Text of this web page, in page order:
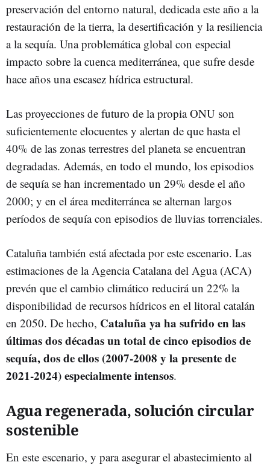
preservación del entorno natural, dedicada este año a la
restauración de la tierra, la desertificación y la resiliencia
a la sequía. Una problemática global con especial
impacto sobre la cuenca mediterránea, que sufre desde
hace años una escasez hídrica estructural.
Las proyecciones de futuro de la propia ONU son
suficientemente elocuentes y alertan de que hasta el
40% de las zonas terrestres del planeta se encuentran
degradadas. Además, en todo el mundo, los episodios
de sequía se han incrementado un 29% desde el año
2000; y en el área mediterránea se alternan largos
períodos de sequía con episodios de lluvias torrenciales.
Cataluña también está afectada por este escenario. Las
estimaciones de la Agencia Catalana del Agua (ACA)
prevén que el cambio climático reducirá un 22% la
disponibilidad de recursos hídricos en el litoral catalán
en 2050. De hecho, Cataluña ya ha sufrido en las
últimas dos décadas un total de cinco episodios de
sequía, dos de ellos (2007-2008 y la presente de
2021-2024) especialmente intensos.
Agua regenerada, solución circular
sostenible
En este escenario, y para asegurar el abastecimiento al